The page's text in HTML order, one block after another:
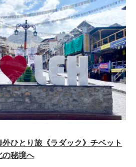
外ひとり旅《ラダック》チベット
の秘境へ